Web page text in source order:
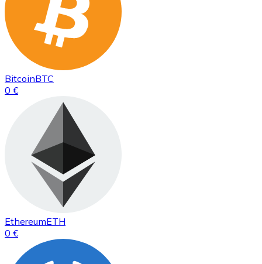
BitcoinBTC
0 €
EthereumETH
0 €